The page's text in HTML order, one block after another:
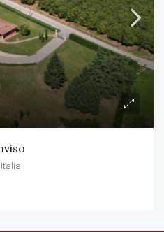
Italia